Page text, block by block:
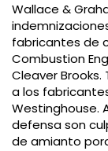
Wallace &
fabricantes de
Combustion
Cleaver
a los
Westinghouse.
defensa son
de amianto